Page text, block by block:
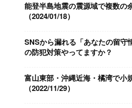
能登半島地震の震源域で複数の
（2024/01/18）
SNSから漏れる「あなたの留守
の防犯対策やってますか？
富山東部・沖縄近海・橘湾で小
（2022/11/29）